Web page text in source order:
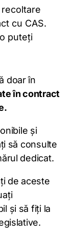
cu CAS.
puteți
doar în
în contract
și
să consulte
dedicat.
de aceste
și să fiți la